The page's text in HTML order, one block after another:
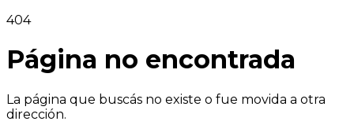
404
Página no encontrada
La página que buscás no existe o fue movida a otra
dirección.